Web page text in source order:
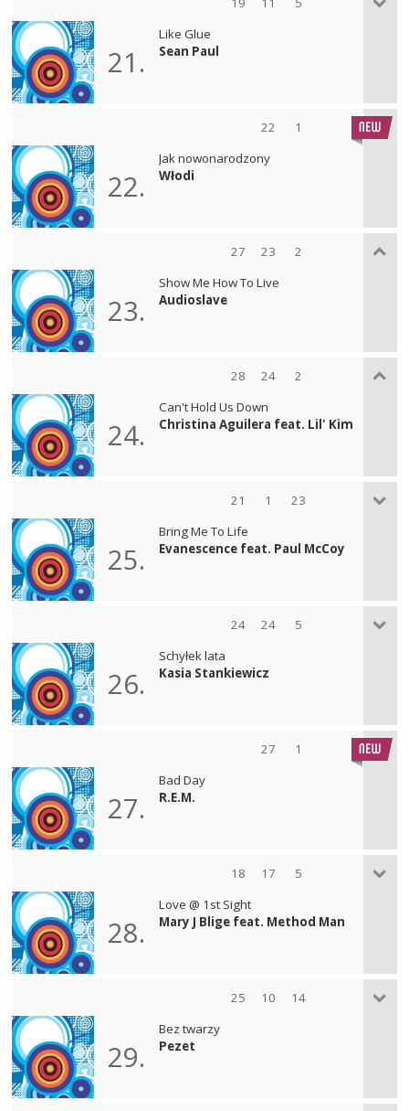
21.
Like Glue
Sean Paul
22 1
22.
Jak nowonarodzony
Włodi
27 23 2
23.
Show Me How To Live
Audioslave
28 24 2
24.
Can't Hold Us Down
Christina Aguilera feat. Lil' Kim
21 1 23
25.
Bring Me To Life
Evanescence feat. Paul McCoy
24 24 5
26.
Schyłek lata
Kasia Stankiewicz
27 1
27.
Bad Day
R.E.M.
18 17 5
28.
Love @ 1st Sight
Mary J Blige feat. Method Man
25 10 14
29.
Bez twarzy
Pezet